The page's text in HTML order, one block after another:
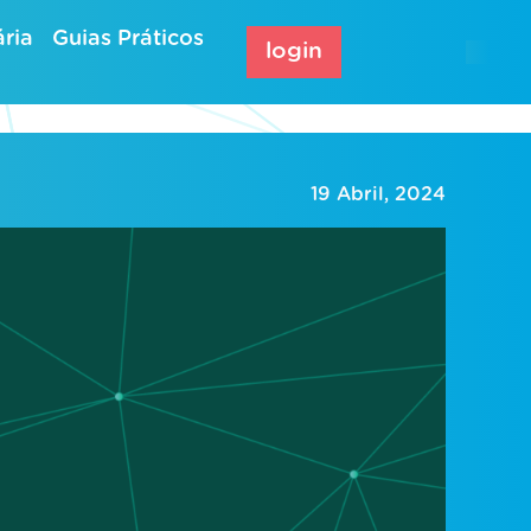
Guias Práticos
login
19 Abril, 2024